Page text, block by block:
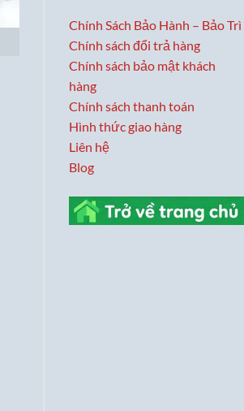
Chính Sách Bảo Hành – Bảo Trì
Chính sách đổi trả hàng
Chính sách bảo mật khách
hàng
Chính sách thanh toán
Hình thức giao hàng
Liên hệ
Blog